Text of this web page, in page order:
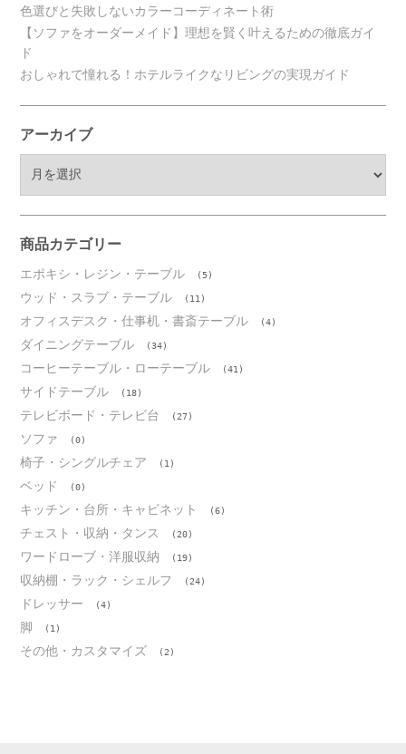
色選びと失敗しないカラーコーディネート術
【ソファをオーダーメイド】理想を賢く叶えるための徹底ガイ
ド
おしゃれで憧れる！ホテルライクなリビングの実現ガイド
アーカイブ
ブ
商品カテゴリー
エポキシ・レジン・テーブル (5)
ウッド・スラブ・テーブル (11)
オフィスデスク・仕事机・書斎テーブル (4)
ダイニングテーブル (34)
コーヒーテーブル・ローテーブル (41)
サイドテーブル (18)
テレビボード・テレビ台 (27)
ソファ (0)
椅子・シングルチェア (1)
ベッド (0)
キッチン・台所・キャビネット (6)
チェスト・収納・タンス (20)
ワードローブ・洋服収納 (19)
収納棚・ラック・シェルフ (24)
ドレッサー (4)
脚 (1)
その他・カスタマイズ (2)